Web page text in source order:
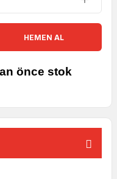
HEMEN AL
önce stok